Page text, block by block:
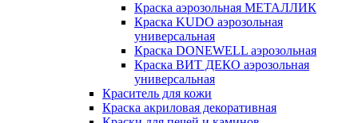
Краска аэрозольная МЕТАЛЛИК
Краска KUDO аэрозольная
универсальная
Краска DONEWELL аэрозольная
Краска ВИТ ДЕКО аэрозольная
универсальная
Краситель для кожи
Краска акриловая декоративная